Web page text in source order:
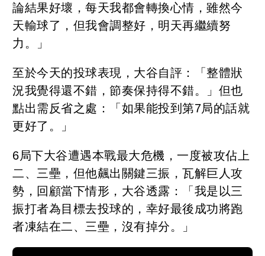
論結果好壞，每天我都會轉換心情，雖然今
天輸球了，但我會調整好，明天再繼續努
力。」
至於今天的投球表現，大谷自評：「整體狀
況我覺得還不錯，節奏保持得不錯。」但也
點出需反省之處：「如果能投到第7局的話就
更好了。」
6局下大谷遭遇本戰最大危機，一度被攻佔上
二、三壘，但他飆出關鍵三振，瓦解巨人攻
勢，回顧當下情形，大谷透露：「我是以三
振打者為目標去投球的，幸好最後成功將跑
者凍結在二、三壘，沒有掉分。」